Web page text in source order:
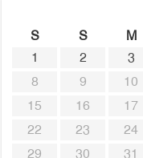
S
S M
1
2 3
8
9 10
15
16 17
22
23 24
29
30
31